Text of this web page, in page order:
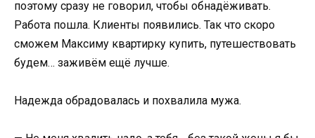
поэтому сразу не говорил, чтобы обнадёживать.
Работа пошла. Клиенты появились. Так что скоро
сможем Максиму квартирку купить, путешествовать
будем… заживём ещё лучше.
Надежда обрадовалась и похвалила мужа.